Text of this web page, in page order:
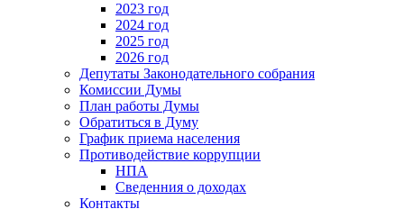
2023 год
2024 год
2025 год
2026 год
Депутаты Законодательного собрания
Комиссии Думы
План работы Думы
Обратиться в Думу
График приема населения
Противодействие коррупции
НПА
Сведенния о доходах
Контакты